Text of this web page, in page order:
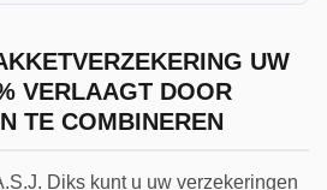
UW
VERLAAGT DOOR
TE COMBINEREN
Diks kunt u uw verzekeringen